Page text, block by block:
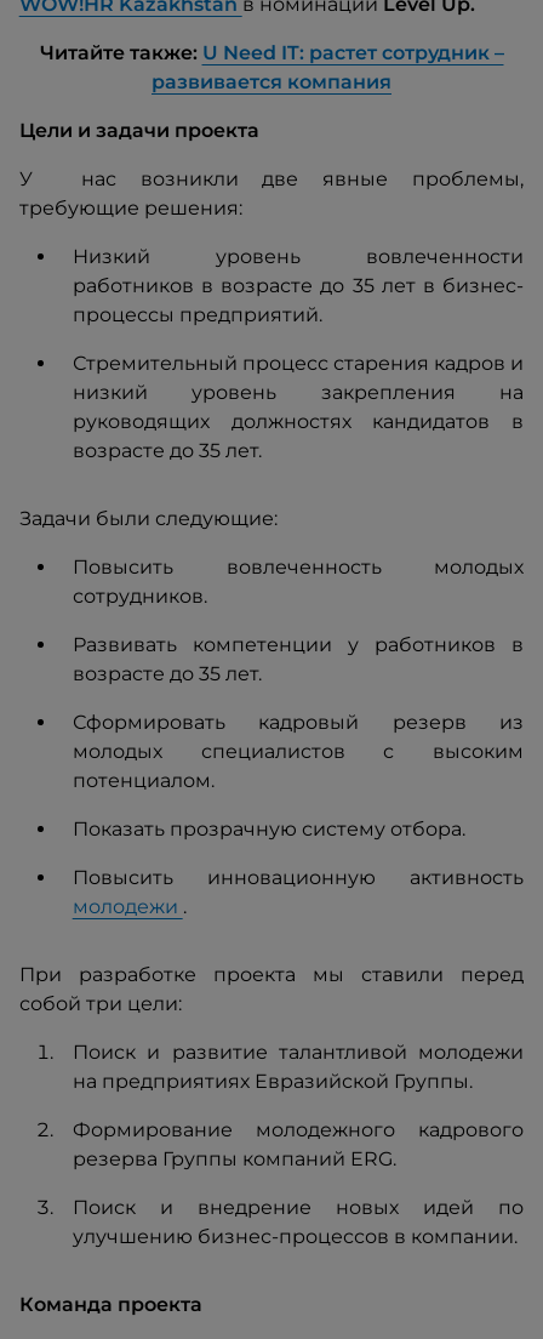
WOW!HR Kazakhstan в номинации Level Up.
Читайте также: U Need IT: растет сотрудник –
развивается компания
Цели и задачи проекта
У нас возникли две явные проблемы,
требующие решения:
Низкий уровень вовлеченности
работников в возрасте до 35 лет в бизнес-
процессы предприятий.
Стремительный процесс старения кадров и
низкий уровень закрепления на
руководящих должностях кандидатов в
возрасте до 35 лет.
Задачи были следующие:
Повысить вовлеченность молодых
сотрудников.
Развивать компетенции у работников в
возрасте до 35 лет.
Сформировать кадровый резерв из
молодых специалистов с высоким
потенциалом.
Показать прозрачную систему отбора.
Повысить инновационную активность
молодежи .
При разработке проекта мы ставили перед
собой три цели:
Поиск и развитие талантливой молодежи
на предприятиях Евразийской Группы.
Формирование молодежного кадрового
резерва Группы компаний ERG.
Поиск и внедрение новых идей по
улучшению бизнес-процессов в компании.
Команда проекта